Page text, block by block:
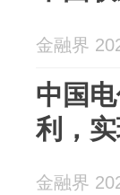
金融界
中国
利，
金融界